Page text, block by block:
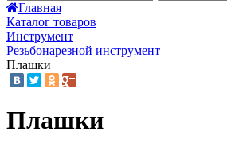
Главная
Каталог товаров
Инструмент
Резьбонарезной инструмент
Плашки
Плашки